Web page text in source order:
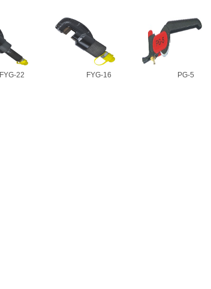
FYG-22 FYG-16 PG-5